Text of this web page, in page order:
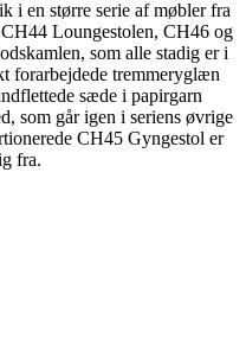
i en større serie af møbler fra
Loungestolen, CH46 og
som alle stadig er i
forarbejdede tremmeryglæn
sæde i papirgarn
som går igen i seriens øvrige
CH45 Gyngestol er
fra.